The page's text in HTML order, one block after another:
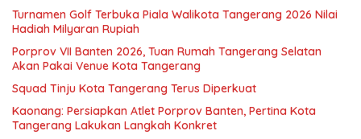
Turnamen Golf Terbuka Piala Walikota Tangerang 2026 Nilai
Hadiah Milyaran Rupiah
Porprov VII Banten 2026, Tuan Rumah Tangerang Selatan
Akan Pakai Venue Kota Tangerang
Squad Tinju Kota Tangerang Terus Diperkuat
Kaonang: Persiapkan Atlet Porprov Banten, Pertina Kota
Tangerang Lakukan Langkah Konkret